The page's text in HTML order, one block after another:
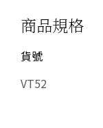
商品規格
貨號
VT52